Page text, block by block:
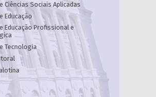
Ciências Sociais Aplicadas
Educação
Educação Profissional e
Tecnologia